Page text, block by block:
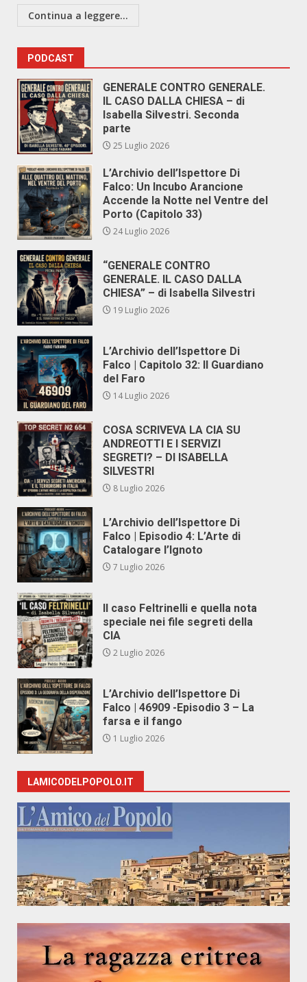
Continua a leggere...
PODCAST
GENERALE CONTRO GENERALE.
IL CASO DALLA CHIESA – di
Isabella Silvestri. Seconda
parte
25 Luglio 2026
L’Archivio dell’Ispettore Di
Falco: Un Incubo Arancione
Accende la Notte nel Ventre del
Porto (Capitolo 33)
24 Luglio 2026
“GENERALE CONTRO
GENERALE. IL CASO DALLA
CHIESA” – di Isabella Silvestri
19 Luglio 2026
L’Archivio dell’Ispettore Di
Falco | Capitolo 32: Il Guardiano
del Faro
14 Luglio 2026
COSA SCRIVEVA LA CIA SU
ANDREOTTI E I SERVIZI
SEGRETI? – DI ISABELLA
SILVESTRI
8 Luglio 2026
L’Archivio dell’Ispettore Di
Falco | Episodio 4: L’Arte di
Catalogare l’Ignoto
7 Luglio 2026
Il caso Feltrinelli e quella nota
speciale nei file segreti della
CIA
2 Luglio 2026
L’Archivio dell’Ispettore Di
Falco | 46909 -Episodio 3 – La
farsa e il fango
1 Luglio 2026
LAMICODELPOPOLO.IT